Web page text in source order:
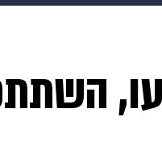
תשעה חודשים מתכונים